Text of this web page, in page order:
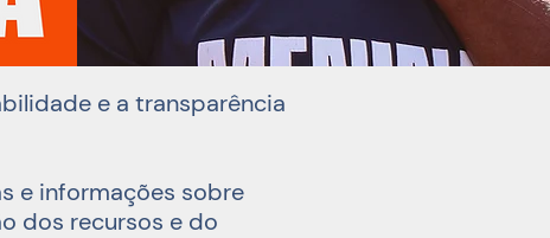
e a transparência
e informações sobre
dos recursos e do